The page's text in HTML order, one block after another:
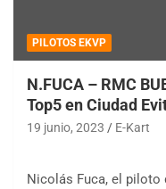
PILOTOS EKVP
N.FUCA – RMC
Top5 en Ciudad
19 junio, 2023 E-Kart
Nicolás Fuca, el piloto